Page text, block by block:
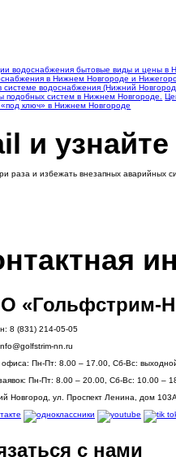
водоснабжения бытовые виды и цены в
в Нижнем Новгороде и
системе водоснабжения (Нижний
подобных систем в Нижнем Новгороде.
ключ» в Нижнем Новгороде
и узнайте
раза и избежать внезапных аварийных
«Гольфстрим-
8 (831) 214-05-05
nn.ru
Пн-Пт: 8.00 – 17.00, Сб-Вс:
Пн-Пт: 8.00 – 20.00, Сб-Вс: 10.00 –
Новгород, ул. Проспект Ленина, дом
с нами